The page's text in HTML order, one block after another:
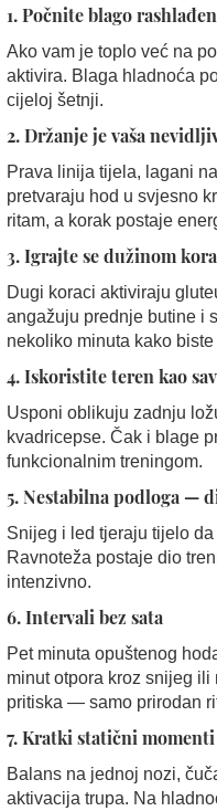
1. Počnite blago
Ako vam je toplo već na
aktivira. Blaga hladnoća
cijeloj šetnji.
2. Držanje je vaša
Prava linija tijela, lagani
pretvaraju hod u svjesno
ritam, a korak postaje
3. Igrajte se dužinom
Dugi koraci aktiviraju
angažuju prednje butine i
nekoliko minuta kako
4. Iskoristite teren kao
Usponi oblikuju zadnju
kvadricepse. Čak i blage
funkcionalnim treningom.
5. Nestabilna podloga —
Snijeg i led tjeraju tijelo
Ravnoteža postaje dio
intenzivno.
6. Intervali bez sata
Pet minuta opuštenog
minut otpora kroz snijeg
pritiska — samo prirodan
7. Kratki statični momenti
Balans na jednoj nozi,
aktivacija trupa. Na